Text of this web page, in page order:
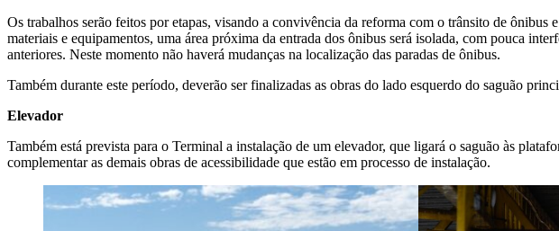
Os trabalhos serão feitos por etapas, visando a convivência da reforma com o trânsito de
materiais e equipamentos, uma área próxima da entrada dos ônibus será isolada, com pouca
anteriores. Neste momento não haverá mudanças na localização das paradas de ônibus.
Também durante este período, deverão ser finalizadas as obras do lado esquerdo do saguão
Elevador
Também está prevista para o Terminal a instalação de um elevador, que ligará o saguão às
complementar as demais obras de acessibilidade que estão em processo de instalação.